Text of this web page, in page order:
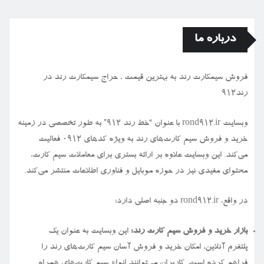
درباره ما
فروش سیمكارت رند به بهترین قیمت ، حراج سیمكارت رند در
رند912
وبسایت rond912.ir با عنوان “خط رند ۹۱۲” به طور تخصصی در زمینه
خرید و فروش سیم کارت‌های رند به ویژه کدهای ۰۹۱۲ فعالیت
می‌کند. این وبسایت علاوه بر ارائه بستری برای معاملات سیم کارت،
محتوای مفیدی نیز در حوزه موبایل و فناوری اطلاعات منتشر می‌کند.
در واقع، rond912.ir دو جنبه اصلی دارد:
بازار خرید و فروش سیم کارت رند: این وبسایت به عنوان یک
پلتفرم آنلاین، امکان خرید و فروش آسان سیم کارت‌های رند را